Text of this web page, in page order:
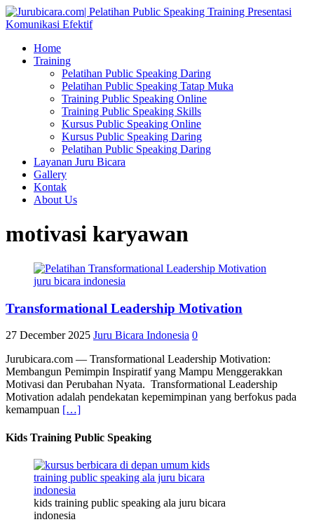
Home
Training
Pelatihan Public Speaking Daring
Pelatihan Public Speaking Tatap Muka
Training Public Speaking Online
Training Public Speaking Skills
Kursus Public Speaking Online
Kursus Public Speaking Daring
Pelatihan Public Speaking Daring
Layanan Juru Bicara
Gallery
Kontak
About Us
motivasi karyawan
Transformational Leadership Motivation
27 December 2025 Juru Bicara Indonesia 0
Jurubicara.com — Transformational Leadership Motivation:
Membangun Pemimpin Inspiratif yang Mampu Menggerakkan
Motivasi dan Perubahan Nyata. Transformational Leadership
Motivation adalah pendekatan kepemimpinan yang berfokus pada
kemampuan […]
Kids Training Public Speaking
kids training public speaking ala juru bicara
indonesia